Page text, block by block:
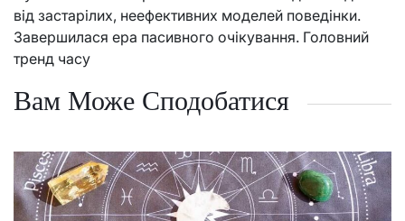
від застарілих, неефективних моделей поведінки.
Завершилася ера пасивного очікування. Головний
тренд часу
Вам Може Сподобатися